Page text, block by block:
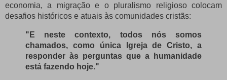
economia, a migração e o pluralismo religioso colocam
desafios históricos e atuais às comunidades cristãs:
"E neste contexto, todos nós somos
chamados, como única Igreja de Cristo, a
responder às perguntas que a humanidade
está fazendo hoje."